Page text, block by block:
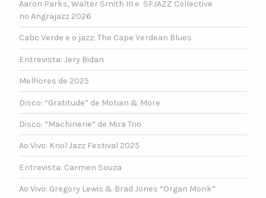
Aaron Parks, Walter Smith III e SFJAZZ Collective
no Angrajazz 2026
Cabo Verde e o jazz: The Cape Verdean Blues
Entrevista: Jery Bidan
Melhores de 2025
Disco: “Gratitude” de Motian & More
Disco: “Machinerie” de Mira Trio
Ao Vivo: Kriol Jazz Festival 2025
Entrevista: Carmen Souza
Ao Vivo: Gregory Lewis & Brad Jones “Organ Monk”